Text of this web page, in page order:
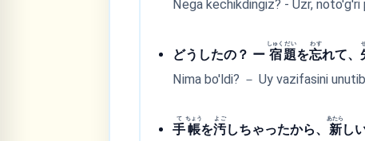
Nega kechikdingiz? - Uzr,
どうしたの？ ー 宿
しゅく
題
だい
を忘
わす
れて、
Nima bo'ldi? － Uy vazifasini
手
て
帳
ちょう
を汚
よご
しちゃったから、 新
あたら
し